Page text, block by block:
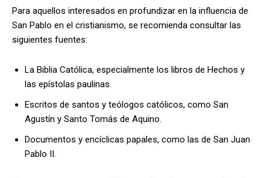
Para aquellos interesados en profundizar en la influencia de
San Pablo en el cristianismo, se recomienda consultar las
siguientes fuentes:
La Biblia Católica, especialmente los libros de Hechos y
las epístolas paulinas.
Escritos de santos y teólogos católicos, como San
Agustín y Santo Tomás de Aquino.
Documentos y encíclicas papales, como las de San Juan
Pablo II.